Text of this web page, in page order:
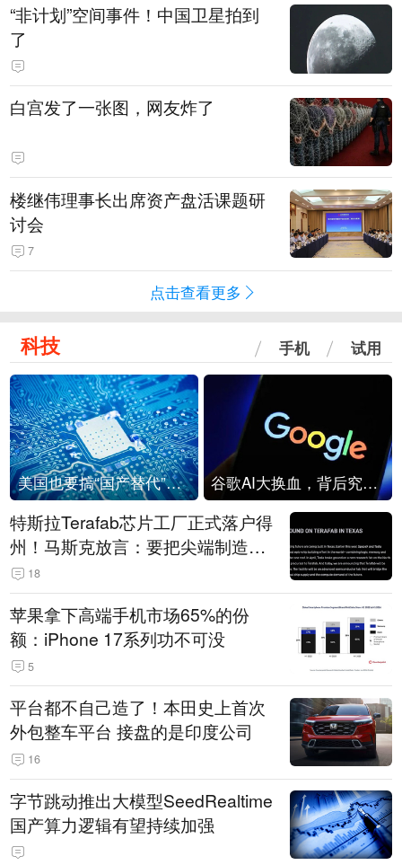
“非计划”空间事件！中国卫星拍到
了
白宫发了一张图，网友炸了
楼继伟理事长出席资产盘活课题研
讨会
7
点击查看更多
科技 手机 试用
美国也要搞“国产替代”？先算清三笔账 谷歌AI大换血，背后究竟发生了什么？
特斯拉Terafab芯片工厂正式落户得
州！马斯克放言：要把尖端制造带
回美国
18
苹果拿下高端手机市场65%的份
额：iPhone 17系列功不可没
5
平台都不自己造了！本田史上首次
外包整车平台 接盘的是印度公司
16
字节跳动推出大模型SeedRealtime
国产算力逻辑有望持续加强